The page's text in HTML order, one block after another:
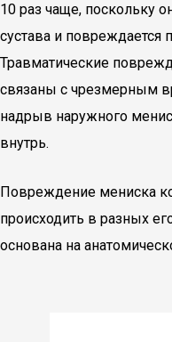
10 раз чаще, поскольку
сустава и повреждается
Травматические
связаны с чрезмерным
надрыв наружного
внутрь.
Повреждение мениска
происходить в разных
основана на